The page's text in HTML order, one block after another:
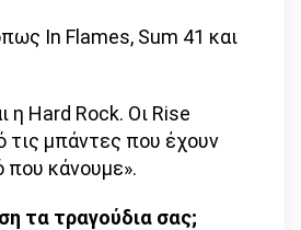
In Flames, Sum 41 και
η Hard Rock. Οι Rise
τις μπάντες που έχουν
που κάνουμε».
τα τραγούδια σας;